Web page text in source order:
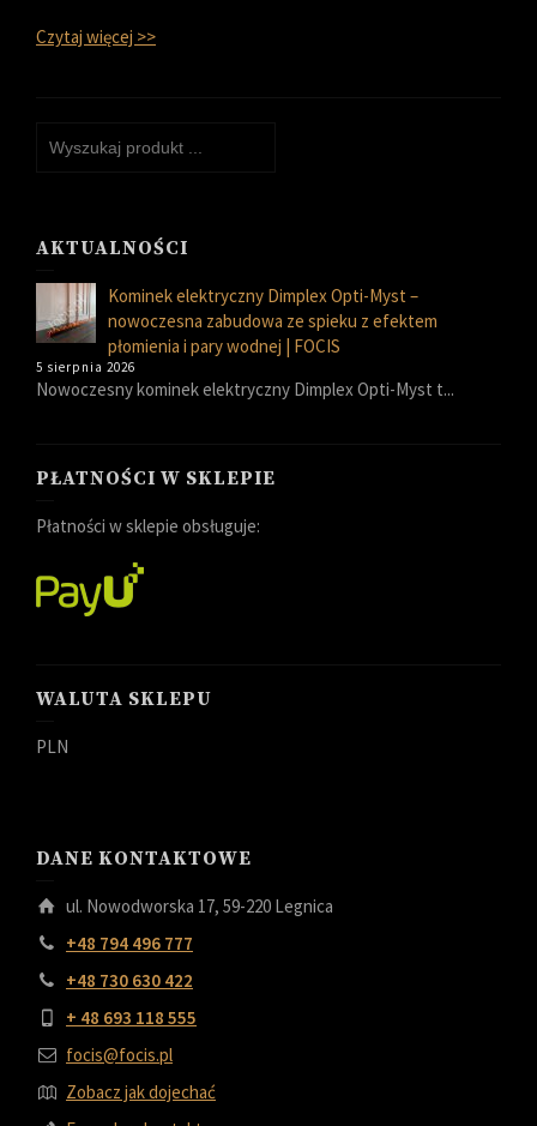
Czytaj więcej >>
AKTUALNOŚCI
Kominek elektryczny Dimplex Opti-Myst –
nowoczesna zabudowa ze spieku z efektem
płomienia i pary wodnej | FOCIS
5 sierpnia 2026
Nowoczesny kominek elektryczny Dimplex Opti-Myst t...
PŁATNOŚCI W SKLEPIE
Płatności w sklepie obsługuje:
WALUTA SKLEPU
PLN
DANE KONTAKTOWE
ul. Nowodworska 17, 59-220 Legnica
+48 794 496 777
+48 730 630 422
+ 48 693 118 555
focis@focis.pl
Zobacz jak dojechać